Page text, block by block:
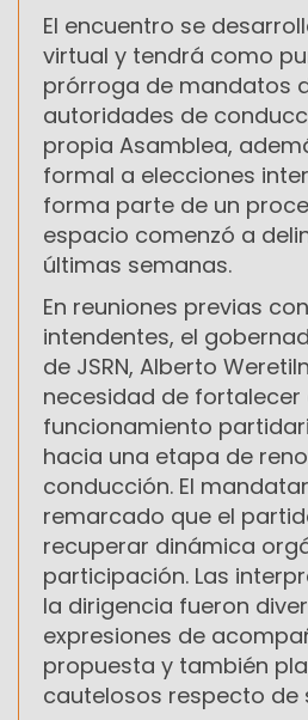
El encuentro se
virtual y tendrá como
prórroga de mandatos
autoridades de
propia Asamblea,
formal a elecciones
forma parte de un
espacio comenzó a
últimas semanas.
En reuniones previas
intendentes, el
de JSRN, Alberto
necesidad de fortalecer
funcionamiento
hacia una etapa de
conducción. El
remarcado que el
recuperar dinámica
participación. Las
la dirigencia fueron
expresiones de
propuesta y también
cautelosos respecto de